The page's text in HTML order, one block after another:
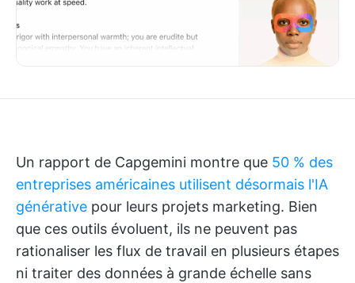
Un rapport de Capgemini montre que 50 % des
entreprises américaines utilisent désormais l'IA
générative pour leurs projets marketing. Bien
que ces outils évoluent, ils ne peuvent pas
rationaliser les flux de travail en plusieurs étapes
ni traiter des données à grande échelle sans